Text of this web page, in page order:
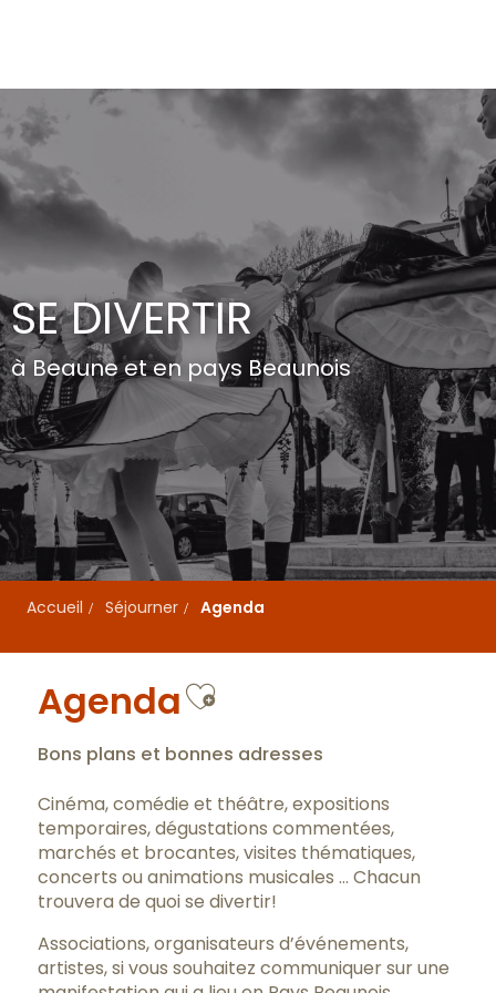
SE DIVERTIR
à Beaune et en pays Beaunois
Accueil Séjourner Agenda
AgendaAjouter aux
Bons plans et bonnes adresses
Cinéma, comédie et théâtre, expositions
temporaires, dégustations commentées,
marchés et brocantes, visites thématiques,
concerts ou animations musicales … Chacun
trouvera de quoi se divertir!
Associations, organisateurs d’événements,
artistes, si vous souhaitez communiquer sur une